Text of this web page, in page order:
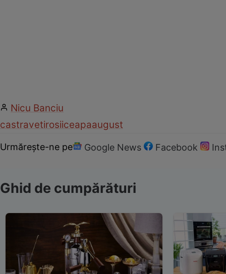
Nicu Banciu
castravetirosiiceapaaugust
Urmărește-ne pe Google News Facebook
Ghid de cumpărături